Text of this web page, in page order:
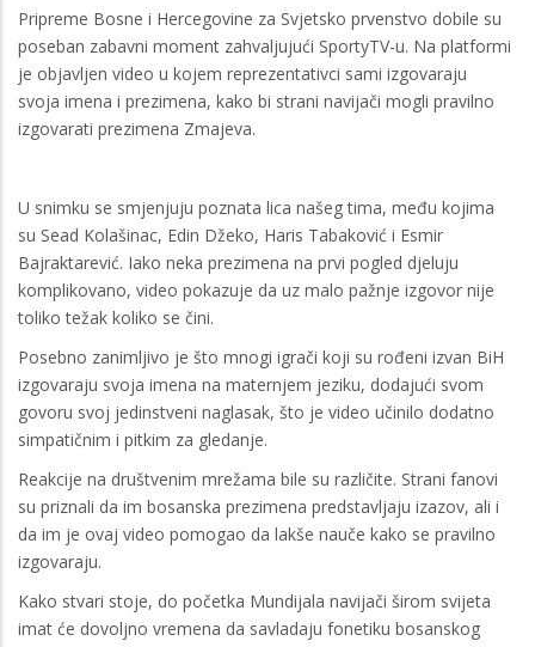
Pripreme Bosne i Hercegovine za Svjetsko prvenstvo dobile su
poseban zabavni moment zahvaljujući SportyTV-u. Na platformi
je objavljen video u kojem reprezentativci sami izgovaraju
svoja imena i prezimena, kako bi strani navijači mogli pravilno
izgovarati prezimena Zmajeva.
U snimku se smjenjuju poznata lica našeg tima, među kojima
su Sead Kolašinac, Edin Džeko, Haris Tabaković i Esmir
Bajraktarević. Iako neka prezimena na prvi pogled djeluju
komplikovano, video pokazuje da uz malo pažnje izgovor nije
toliko težak koliko se čini.
Posebno zanimljivo je što mnogi igrači koji su rođeni izvan BiH
izgovaraju svoja imena na maternjem jeziku, dodajući svom
govoru svoj jedinstveni naglasak, što je video učinilo dodatno
simpatičnim i pitkim za gledanje.
Reakcije na društvenim mrežama bile su različite. Strani fanovi
su priznali da im bosanska prezimena predstavljaju izazov, ali i
da im je ovaj video pomogao da lakše nauče kako se pravilno
izgovaraju.
Kako stvari stoje, do početka Mundijala navijači širom svijeta
imat će dovoljno vremena da savladaju fonetiku bosanskog